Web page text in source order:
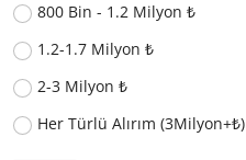
800 Bin - 1.2 Milyon ₺
1.2-1.7 Milyon ₺
2-3 Milyon ₺
Her Türlü Alırım (3Milyon+₺)